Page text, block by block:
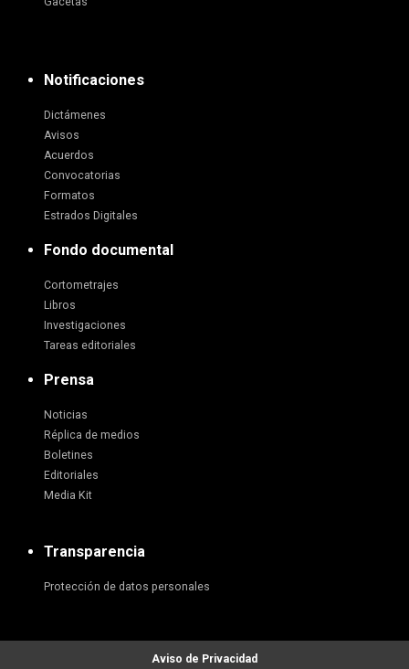
Notificaciones
Dictámenes
Avisos
Acuerdos
Convocatorias
Formatos
Estrados Digitales
Fondo documental
Cortometrajes
Libros
Investigaciones
Tareas editoriales
Prensa
Noticias
Réplica de medios
Boletines
Editoriales
Media Kit
Transparencia
Protección de datos personales
Aviso de Privacidad